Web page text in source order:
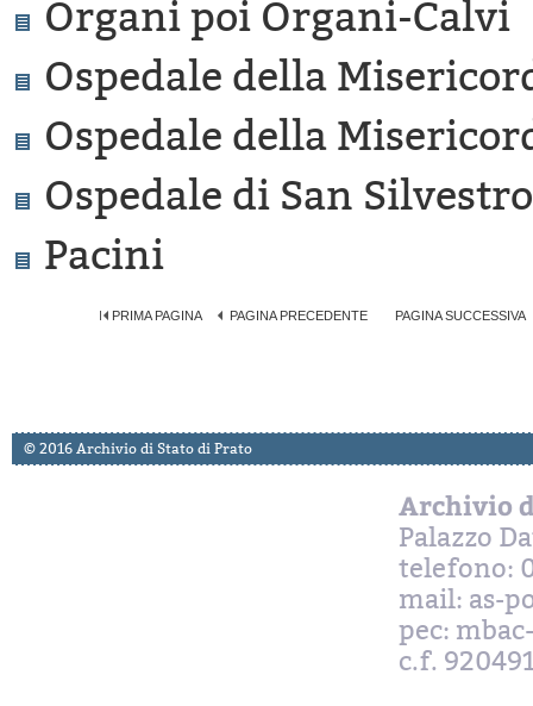
Organi poi Organi-Calvi
Ospedale della
Ospedale della
Ospedale di San
Pacini
PRIMA PAGINA PAGINA PRECEDENTE PAGINA SUCCESSIVA
© 2016 Archivio di Stato di Prato
Archivio
Palazzo
telefono:
mail: as-
pec:
c.f.